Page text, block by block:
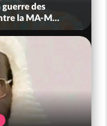
des
la MA-M...